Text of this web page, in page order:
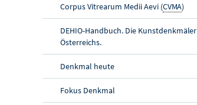
Corpus Vitrearum Medii Aevi (CVMA)
DEHIO-Handbuch. Die Kunstdenkmäler
Österreichs.
Denkmal heute
Fokus Denkmal